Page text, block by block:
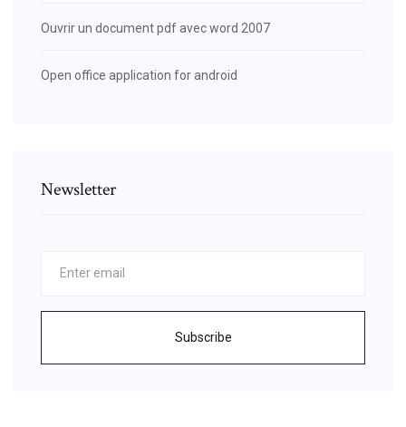
Ouvrir un document pdf avec word 2007
Open office application for android
Newsletter
Subscribe